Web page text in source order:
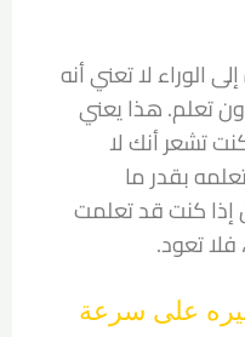
الوراء لا تعني أنه
تعلم. هذا يعني
تشعر أنك لا
بقدر ما
كنت قد تعلمت
فلا تعود.
على سرعة